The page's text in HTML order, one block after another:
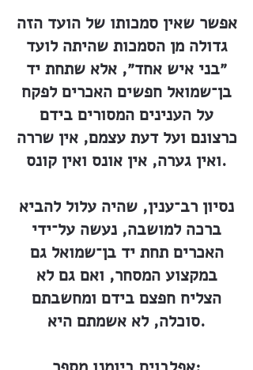
אפשר שאין סמכותו של הועד הזה
גדולה מן הסמכות שהיתה לועד
״בני איש אחד״, אלא שתחת יד
בן־שמואל חפשים האכרים לפקח
על הענינים המסורים בידם
כרצונם ועל דעת עצמם, אין שררה
ואין גערה, אין אונס ואין קונס.
נסיון רב־ענין, שהיה עלול להביא
ברכה למושבה, נעשה על־ידי
האכרים תחת יד בן־שמואל גם
במקצוע המסחר, ואם גם לא
הצליח חפצם בידם ומחשבתם
סוכלה, לא אשמתם היא.